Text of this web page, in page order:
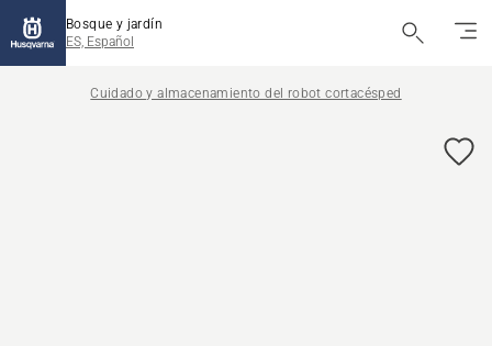
Bosque y jardín
ES, Español
Cuidado y almacenamiento del robot cortacésped